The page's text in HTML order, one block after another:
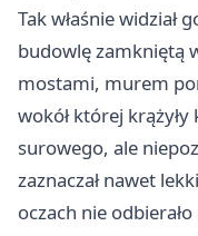
Tak właśnie widział
budowlę zamkniętą
mostami, murem
wokół której krążyły
surowego, ale
zaznaczał nawet
oczach nie